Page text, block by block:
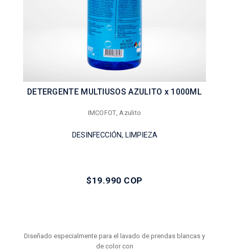
DETERGENTE MULTIUSOS AZULITO x 1000ML
IMCOFOT, Azulito
DESINFECCIÓN, LIMPIEZA
$19.990 COP
Diseñado especialmente para el lavado de prendas blancas y
de color con